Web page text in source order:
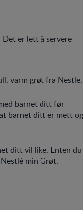
er lett å servere
varm grøt fra Nestle.
barnet ditt før
barnet ditt er mett og
ditt vil like. Enten du
min Grøt.